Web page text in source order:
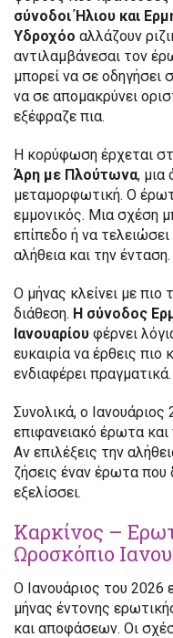
σύνοδοι Ήλιου και
Υδροχόο αλλάζουν
αντιλαμβάνεσαι τον
μπορεί να σε οδηγήσει
να σε απομακρύνει
εξέφραζε πια.
Η κορύφωση έρχεται
Άρη με Πλούτωνα, μια
μεταμορφωτική. Ο
εμμονικός. Μια σχέση
επίπεδο ή να
αλήθεια και την ένταση.
Ο μήνας κλείνει με πιο
διάθεση. Η σύνοδος
Ιανουαρίου φέρνει
ευκαιρία να έρθεις
ενδιαφέρει πραγματικά.
Συνολικά, ο
επιφανειακό έρωτα
Αν επιλέξεις την
ζήσεις έναν έρωτα που
εξελίσσει.
Καρκίνος –
Ωροσκόπιο
Ο Ιανουάριος του 2026
μήνας έντονης
και αποφάσεων. Οι